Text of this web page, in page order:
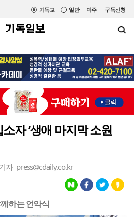
미주 구독신청
일반
기독교
자 ‘생애 마지막 소원
자 press@cdaily.co.kr
하는 언약식